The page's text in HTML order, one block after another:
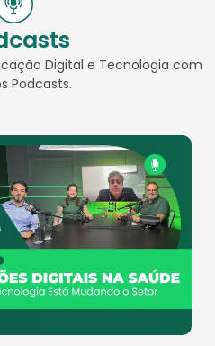
Digital e Tecnologia com
Podcasts.